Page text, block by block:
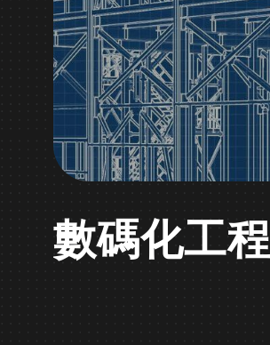
數碼化工程